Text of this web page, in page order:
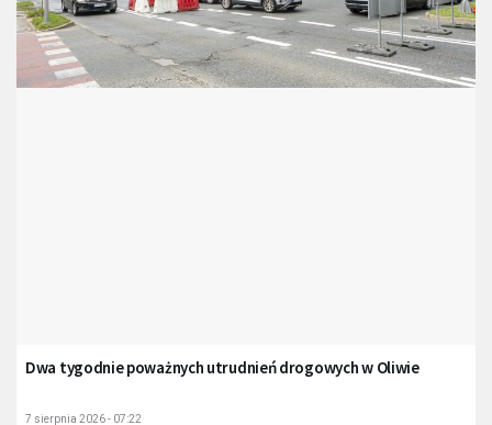
Dwa tygodnie poważnych utrudnień drogowych w Oliwie
7 sierpnia 2026 - 07:22